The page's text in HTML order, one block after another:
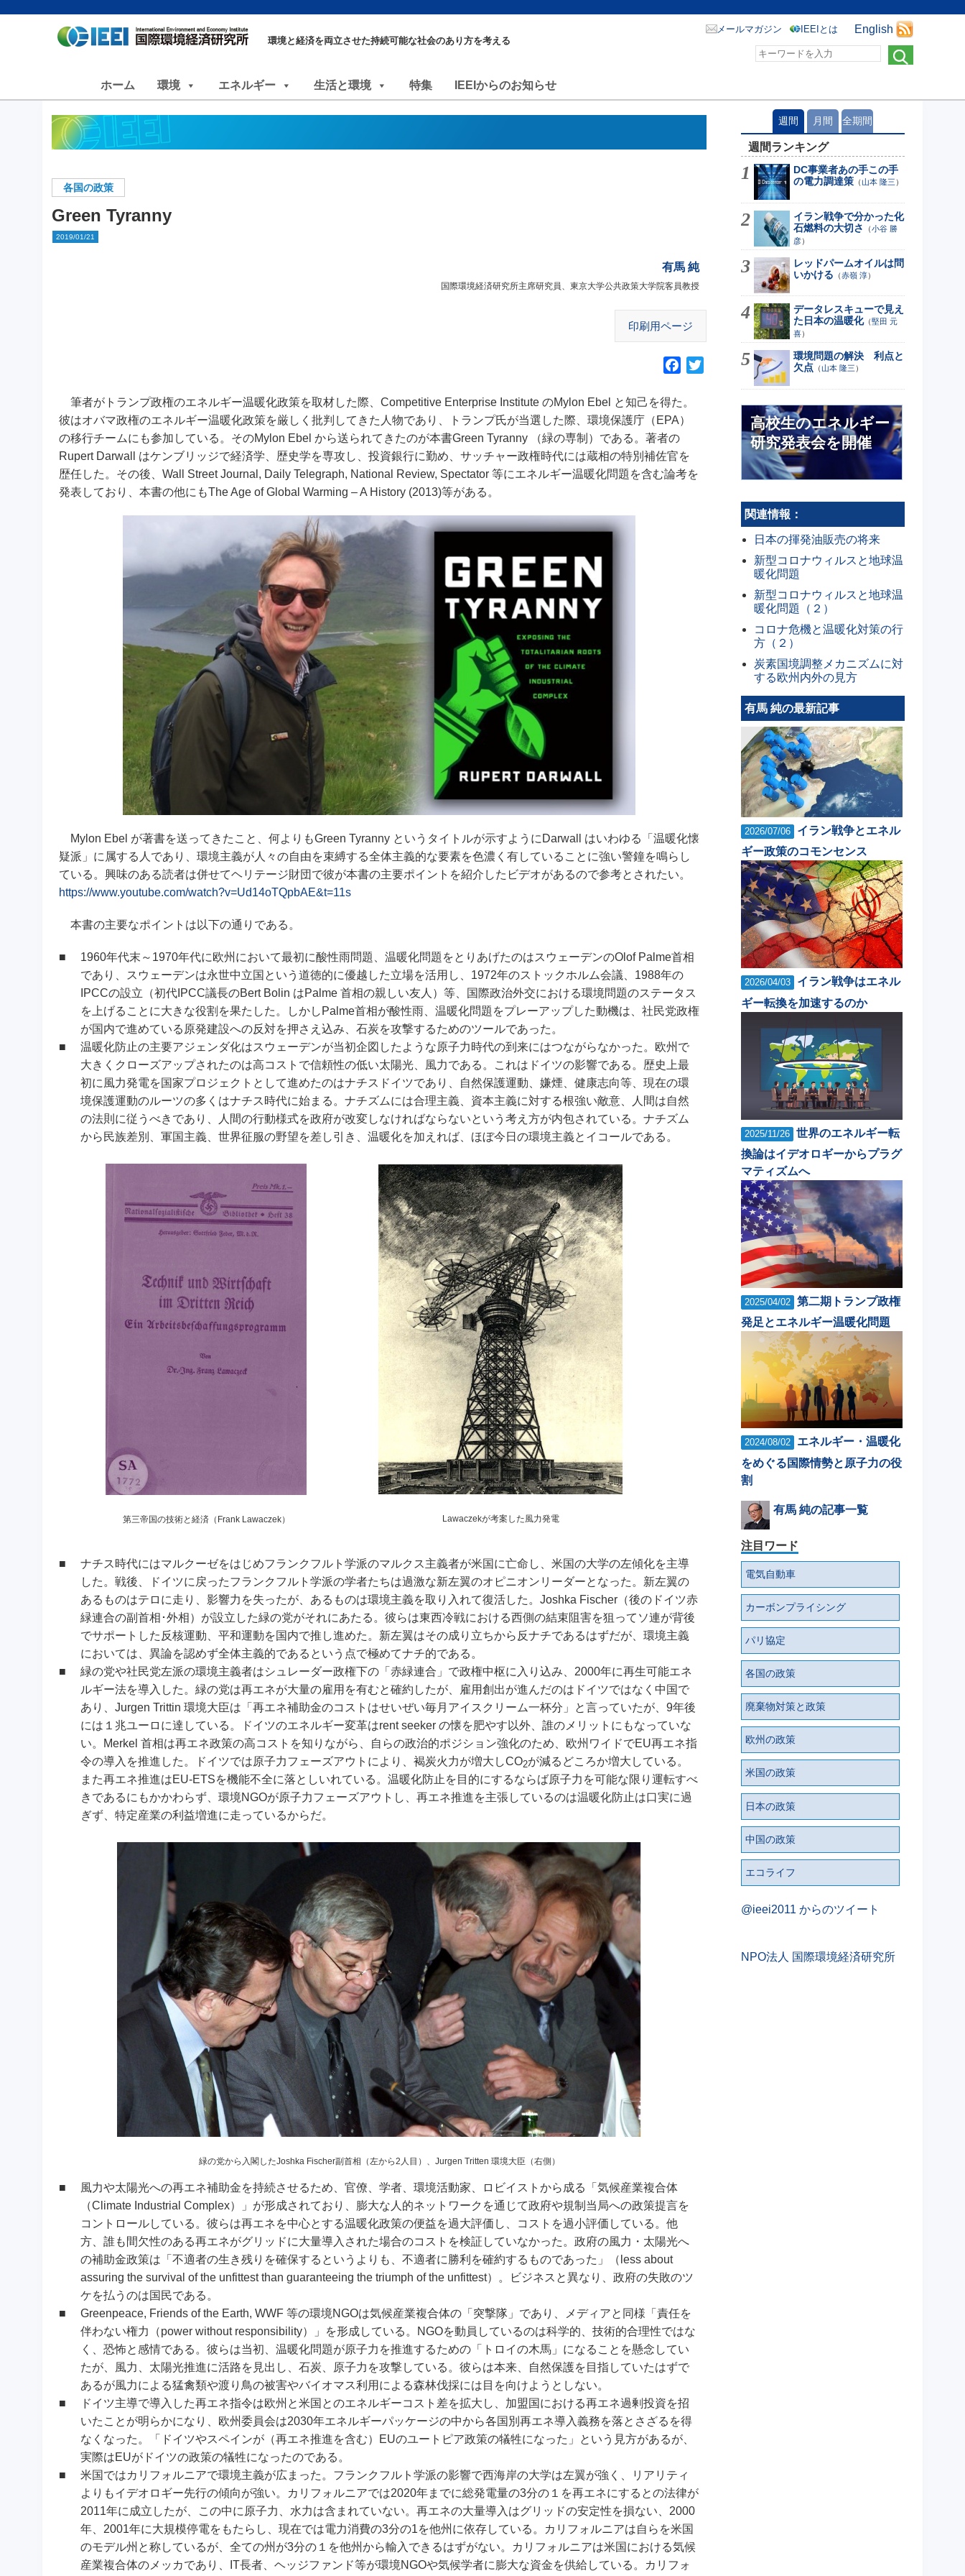
環境と経済を両立させた持続可能な社会のあり方を考える
English
メールマガジン IEEIとは
ホーム 環境 エネルギー 生活と環境 特集 IEEIからのお知らせ
各国の政策
Green Tyranny
2019/01/21
有馬 純
国際環境経済研究所主席研究員、東京大学公共政策大学院客員教授
印刷用ページ
c
e
o
o
筆者がトランプ政権のエネルギー温暖化政策を取材した際、Competitive Enterprise Institute のMylon Ebel と知己を得た。
彼はオバマ政権のエネルギー温暖化政策を厳しく批判してきた人物であり、トランプ氏が当選した際、環境保護庁（EPA）
の移行チームにも参加している。そのMylon Ebel から送られてきたのが本書Green Tyranny （緑の専制）である。著者の
Rupert Darwall はケンブリッジで経済学、歴史学を専攻し、投資銀行に勤め、サッチャー政権時代には蔵相の特別補佐官を
歴任した。その後、Wall Street Journal, Daily Telegraph, National Review, Spectator 等にエネルギー温暖化問題を含む論考を
発表しており、本書の他にもThe Age of Global Warming – A History (2013)等がある。
Mylon Ebel が著書を送ってきたこと、何よりもGreen Tyranny というタイトルが示すようにDarwall はいわゆる「温暖化懐
疑派」に属する人であり、環境主義が人々の自由を束縛する全体主義的な要素を色濃く有していることに強い警鐘を鳴らし
ている。興味のある読者は併せてヘリテージ財団で彼が本書の主要ポイントを紹介したビデオがあるので参考とされたい。
https://www.youtube.com/watch?v=Ud14oTQpbAE&t=11s
本書の主要なポイントは以下の通りである。
■
1960年代末～1970年代に欧州において最初に酸性雨問題、温暖化問題をとりあげたのはスウェーデンのOlof Palme首相
であり、スウェーデンは永世中立国という道徳的に優越した立場を活用し、1972年のストックホルム会議、1988年の
IPCCの設立（初代IPCC議長のBert Bolin はPalme 首相の親しい友人）等、国際政治外交における環境問題のステータス
を上げることに大きな役割を果たした。しかしPalme首相が酸性雨、温暖化問題をプレーアップした動機は、社民党政権
が国内で進めている原発建設への反対を押さえ込み、石炭を攻撃するためのツールであった。
■
温暖化防止の主要アジェンダ化はスウェーデンが当初企図したような原子力時代の到来にはつながらなかった。欧州で
大きくクローズアップされたのは高コストで信頼性の低い太陽光、風力である。これはドイツの影響である。歴史上最
初に風力発電を国家プロジェクトとして進めたのはナチスドイツであり、自然保護運動、嫌煙、健康志向等、現在の環
境保護運動のルーツの多くはナチス時代に始まる。ナチズムには合理主義、資本主義に対する根強い敵意、人間は自然
の法則に従うべきであり、人間の行動様式を政府が改変しなければならないという考え方が内包されている。ナチズム
から民族差別、軍国主義、世界征服の野望を差し引き、温暖化を加えれば、ほぼ今日の環境主義とイコールである。
第三帝国の技術と経済（Frank Lawaczek） Lawaczekが考案した風力発電
■
ナチス時代にはマルクーゼをはじめフランクフルト学派のマルクス主義者が米国に亡命し、米国の大学の左傾化を主導
した。戦後、ドイツに戻ったフランクフルト学派の学者たちは過激な新左翼のオピニオンリーダーとなった。新左翼の
あるものはテロに走り、影響力を失ったが、あるものは環境主義を取り入れて復活した。Joshka Fischer（後のドイツ赤
緑連合の副首相･外相）が設立した緑の党がそれにあたる。彼らは東西冷戦における西側の結束阻害を狙ってソ連が背後
でサポートした反核運動、平和運動を国内で推し進めた。新左翼はその成り立ちから反ナチであるはずだが、環境主義
においては、異論を認めず全体主義的であるという点で極めてナチ的である。
■
緑の党や社民党左派の環境主義者はシュレーダー政権下の「赤緑連合」で政権中枢に入り込み、2000年に再生可能エネ
ルギー法を導入した。緑の党は再エネが大量の雇用を有むと確約したが、雇用創出が進んだのはドイツではなく中国で
あり、Jurgen Trittin 環境大臣は「再エネ補助金のコストはせいぜい毎月アイスクリーム一杯分」と言っていたが、9年後
には１兆ユーロに達している。ドイツのエネルギー変革はrent seeker の懐を肥やす以外、誰のメリットにもなっていな
い。Merkel 首相は再エネ政策の高コストを知りながら、自らの政治的ポジション強化のため、欧州ワイドでEU再エネ指
令の導入を推進した。ドイツでは原子力フェーズアウトにより、褐炭火力が増大しCO2が減るどころか増大している。
また再エネ推進はEU-ETSを機能不全に落としいれている。温暖化防止を目的にするならば原子力を可能な限り運転すべ
きであるにもかかわらず、環境NGOが原子力フェーズアウトし、再エネ推進を主張しているのは温暖化防止は口実に過
ぎず、特定産業の利益増進に走っているからだ。
緑の党から入閣したJoshka Fischer副首相（左から2人目）、Jurgen Tritten 環境大臣（右側）
■
風力や太陽光への再エネ補助金を持続させるため、官僚、学者、環境活動家、ロビイストから成る「気候産業複合体
（Climate Industrial Complex）」が形成されており、膨大な人的ネットワークを通じて政府や規制当局への政策提言を
コントロールしている。彼らは再エネを中心とする温暖化政策の便益を過大評価し、コストを過小評価している。他
方、誰も間欠性のある再エネがグリッドに大量導入された場合のコストを検証していなかった。政府の風力・太陽光へ
の補助金政策は「不適者の生き残りを確保するというよりも、不適者に勝利を確約するものであった」（less about
assuring the survival of the unfittest than guaranteeing the triumph of the unfittest）。ビジネスと異なり、政府の失敗のツ
ケを払うのは国民である。
■
Greenpeace, Friends of the Earth, WWF 等の環境NGOは気候産業複合体の「突撃隊」であり、メディアと同様「責任を
伴わない権力（power without responsibility）」を形成している。NGOを動員しているのは科学的、技術的合理性ではな
く、恐怖と感情である。彼らは当初、温暖化問題が原子力を推進するための「トロイの木馬」になることを懸念してい
たが、風力、太陽光推進に活路を見出し、石炭、原子力を攻撃している。彼らは本来、自然保護を目指していたはずで
あるが風力による猛禽類や渡り鳥の被害やバイオマス利用による森林伐採には目を向けようとしない。
■
ドイツ主導で導入した再エネ指令は欧州と米国とのエネルギーコスト差を拡大し、加盟国における再エネ過剰投資を招
いたことが明らかになり、欧州委員会は2030年エネルギーパッケージの中から各国別再エネ導入義務を落とさざるを得
なくなった。「ドイツやスペインが（再エネ推進を含む）EUのユートピア政策の犠牲になった」という見方があるが、
実際はEUがドイツの政策の犠牲になったのである。
■
米国ではカリフォルニアで環境主義が広まった。フランクフルト学派の影響で西海岸の大学は左翼が強く、リアリティ
よりもイデオロギー先行の傾向が強い。カリフォルニアでは2020年までに総発電量の3分の１を再エネにするとの法律が
2011年に成立したが、この中に原子力、水力は含まれていない。再エネの大量導入はグリッドの安定性を損ない、2000
年、2001年に大規模停電をもたらし、現在では電力消費の3分の1を他州に依存している。カリフォルニアは自らを米国
のモデル州と称しているが、全ての州が3分の１を他州から輸入できるはずがない。カリフォルニアは米国における気候
産業複合体のメッカであり、IT長者、ヘッジファンド等が環境NGOや気候学者に膨大な資金を供給している。カリフォ
週間 月間 全期間
週間ランキング
DC事業者あの手この手
の電力調達策 （山本 隆三 ）
イラン戦争で分かった化
石燃料の大切さ
（小谷 勝
彦）
レッドパームオイルは問
いかける （赤嶺 淳）
データレスキューで見え
た日本の温暖化（堅田 元
喜）
環境問題の解決 利点と
欠点 （山本 隆三 ）
高校生のエネルギー
研究発表会を開催
関連情報：
日本の揮発油販売の将来
新型コロナウィルスと地球温
暖化問題
新型コロナウィルスと地球温
暖化問題（２）
コロナ危機と温暖化対策の行
方（２）
炭素国境調整メカニズムに対
する欧州内外の見方
有馬 純の最新記事
2026/07/06
イラン戦争とエネル
ギー政策のコモンセンス
2026/04/03
イラン戦争はエネル
ギー転換を加速するのか
2025/11/26 世界のエネルギー転
換論はイデオロギーからプラグ
マティズムへ
2025/04/02 第二期トランプ政権
発足とエネルギー温暖化問題
2024/08/02
エネルギー・温暖化
をめぐる国際情勢と原子力の役
割
有馬 純の記事一覧
注目ワード
電気自動車
カーボンプライシング
パリ協定
各国の政策
廃棄物対策と政策
欧州の政策
米国の政策
日本の政策
中国の政策
エコライフ
@ieei2011 からのツイート
NPO法人 国際環境経済研究所